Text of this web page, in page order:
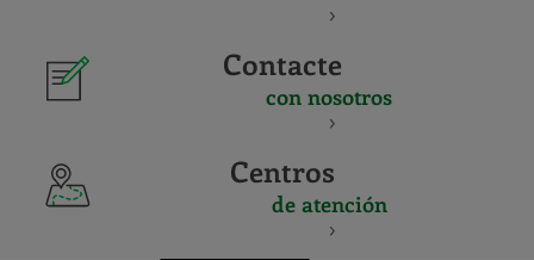
Contacte
con nosotros
Centros
de atención